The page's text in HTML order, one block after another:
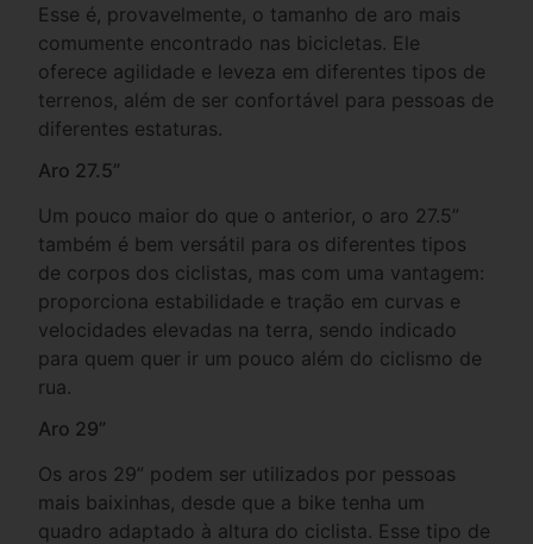
Esse é, provavelmente, o tamanho de aro mais
comumente encontrado nas bicicletas. Ele
oferece agilidade e leveza em diferentes tipos de
terrenos, além de ser confortável para pessoas de
diferentes estaturas.
Aro 27.5”
Um pouco maior do que o anterior, o aro 27.5”
também é bem versátil para os diferentes tipos
de corpos dos ciclistas, mas com uma vantagem:
proporciona estabilidade e tração em curvas e
velocidades elevadas na terra, sendo indicado
para quem quer ir um pouco além do ciclismo de
rua.
Aro 29”
Os aros 29” podem ser utilizados por pessoas
mais baixinhas, desde que a bike tenha um
quadro adaptado à altura do ciclista. Esse tipo de